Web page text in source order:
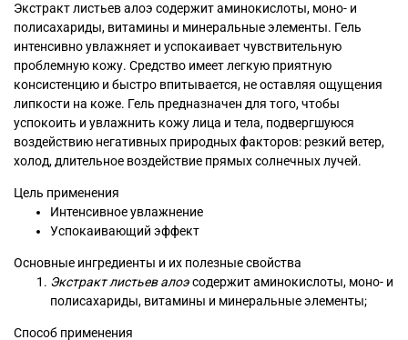
Экстракт листьев алоэ содержит аминокислоты, моно- и
полисахариды, витамины и минеральные элементы. Гель
интенсивно увлажняет и успокаивает чувствительную
проблемную кожу. Средство имеет легкую приятную
консистенцию и быстро впитывается, не оставляя ощущения
липкости на коже. Гель предназначен для того, чтобы
успокоить и увлажнить кожу лица и тела, подвергшуюся
воздействию негативных природных факторов: резкий ветер,
холод, длительное воздействие прямых солнечных лучей.
Цель применения
Интенсивное увлажнение
Успокаивающий эффект
Основные ингредиенты и их полезные свойства
Экстракт листьев алоэсодержит аминокислоты, моно- и
полисахариды, витамины и минеральные элементы;
Способ применения